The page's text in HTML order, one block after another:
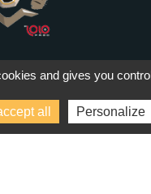
A
Plan
and gives you
all
Personalize